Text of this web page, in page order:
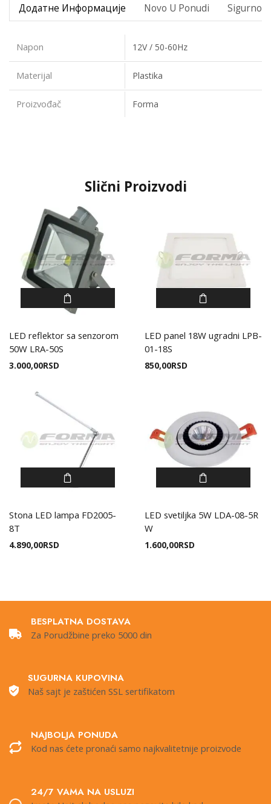
Додатне Информације Novo U Ponudi Sigurno
Napon 12V / 50-60Hz
Materijal Plastika
Proizvođač Forma
Slični Proizvodi
LED reflektor sa senzorom
50W LRA-50S
3.000,00RSD
LED panel 18W ugradni LPB-
01-18S
850,00RSD
Stona LED lampa FD2005-
8T
4.890,00RSD
LED svetiljka 5W LDA-08-5R
W
1.600,00RSD
BESPLATNA DOSTAVA
Za Porudžbine preko 5000 din
SUGURNA KUPOVINA
Naš sajt je zaštićen SSL sertifikatom
NAJBOLJA PONUDA
Kod nas ćete pronaći samo najkvalitetnije proizvode
24/7 VAMA NA USLUZI